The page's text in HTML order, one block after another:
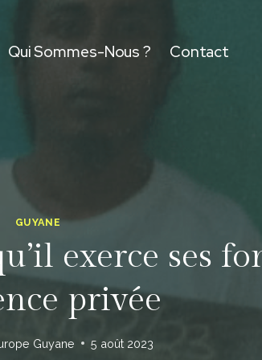
Qui Sommes-Nous ? Contact
GUYANE
exerce ses
privée
Guyane 5 août 2023